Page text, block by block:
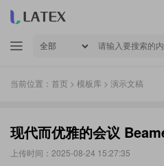
当前位置： 首页 > 模板库 > 演示文稿
现代而优雅的会议
上传时间：2025-08-24 15:27:35